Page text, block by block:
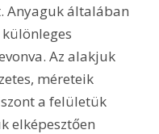
általában
Az alakjuk
méreteik
a felületük
elképesztően